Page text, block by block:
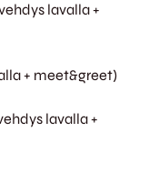
lavalla +
+ meet&greet)
lavalla +